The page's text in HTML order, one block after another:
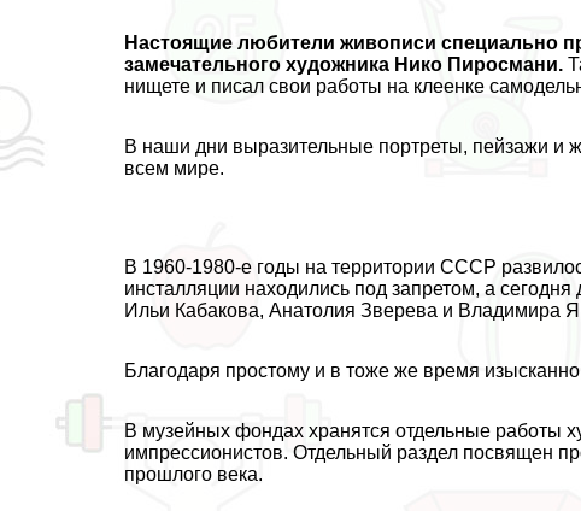
Настоящие любители живописи специально
замечательного художника Нико Пиросмани.
нищете и писал свои работы на клеенке
В наши дни выразительные портреты, пейзажи и
всем мире.
В 1960-1980-е годы на территории СССР
инсталляции находились под запретом, а
Ильи Кабакова, Анатолия Зверева и Владимира
Благодаря простому и в тоже же время
В музейных фондах хранятся отдельные работы
импрессионистов. Отдельный раздел посвящен
прошлого века.